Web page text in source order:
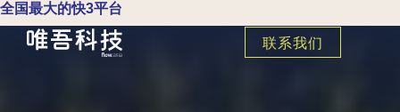
全国最大的快3平台
联系我们